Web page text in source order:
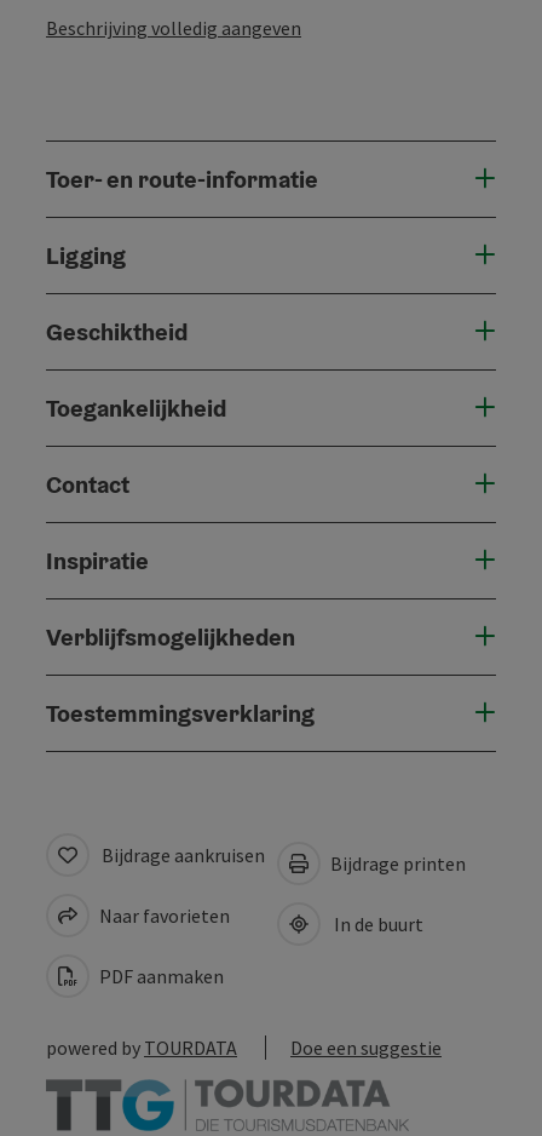
Beschrijving volledig aangeven
Toer- en route-informatie
Ligging
Geschiktheid
Toegankelijkheid
Contact
Inspiratie
Verblijfsmogelijkheden
Toestemmingsverklaring
Bijdrage aankruisen
Naar favorieten
PDF aanmaken
Bijdrage printen
In de buurt
powered by TOURDATA Doe een suggestie